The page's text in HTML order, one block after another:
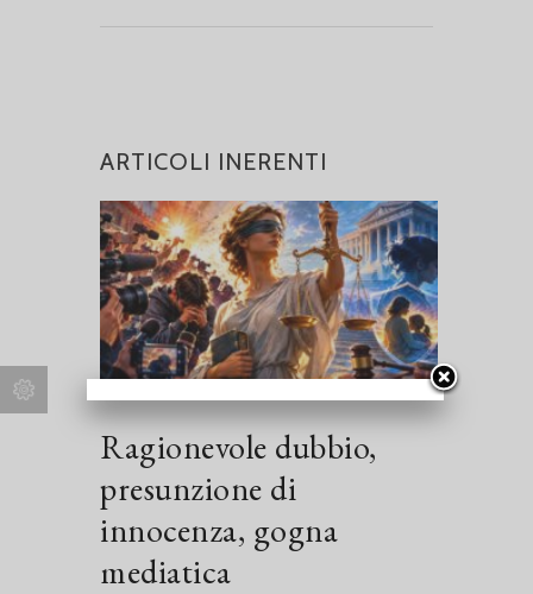
ARTICOLI INERENTI
Ragionevole dubbio,
presunzione di
innocenza, gogna
mediatica